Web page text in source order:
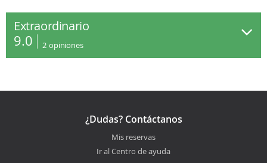
Extraordinario
9.0 2 opiniones
¿Dudas? Contáctanos
Mis reservas
Ir al Centro de ayuda